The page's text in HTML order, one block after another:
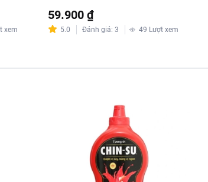
xem
59.900 ₫
5.0 Đánh giá: 3 49 Lượt xem